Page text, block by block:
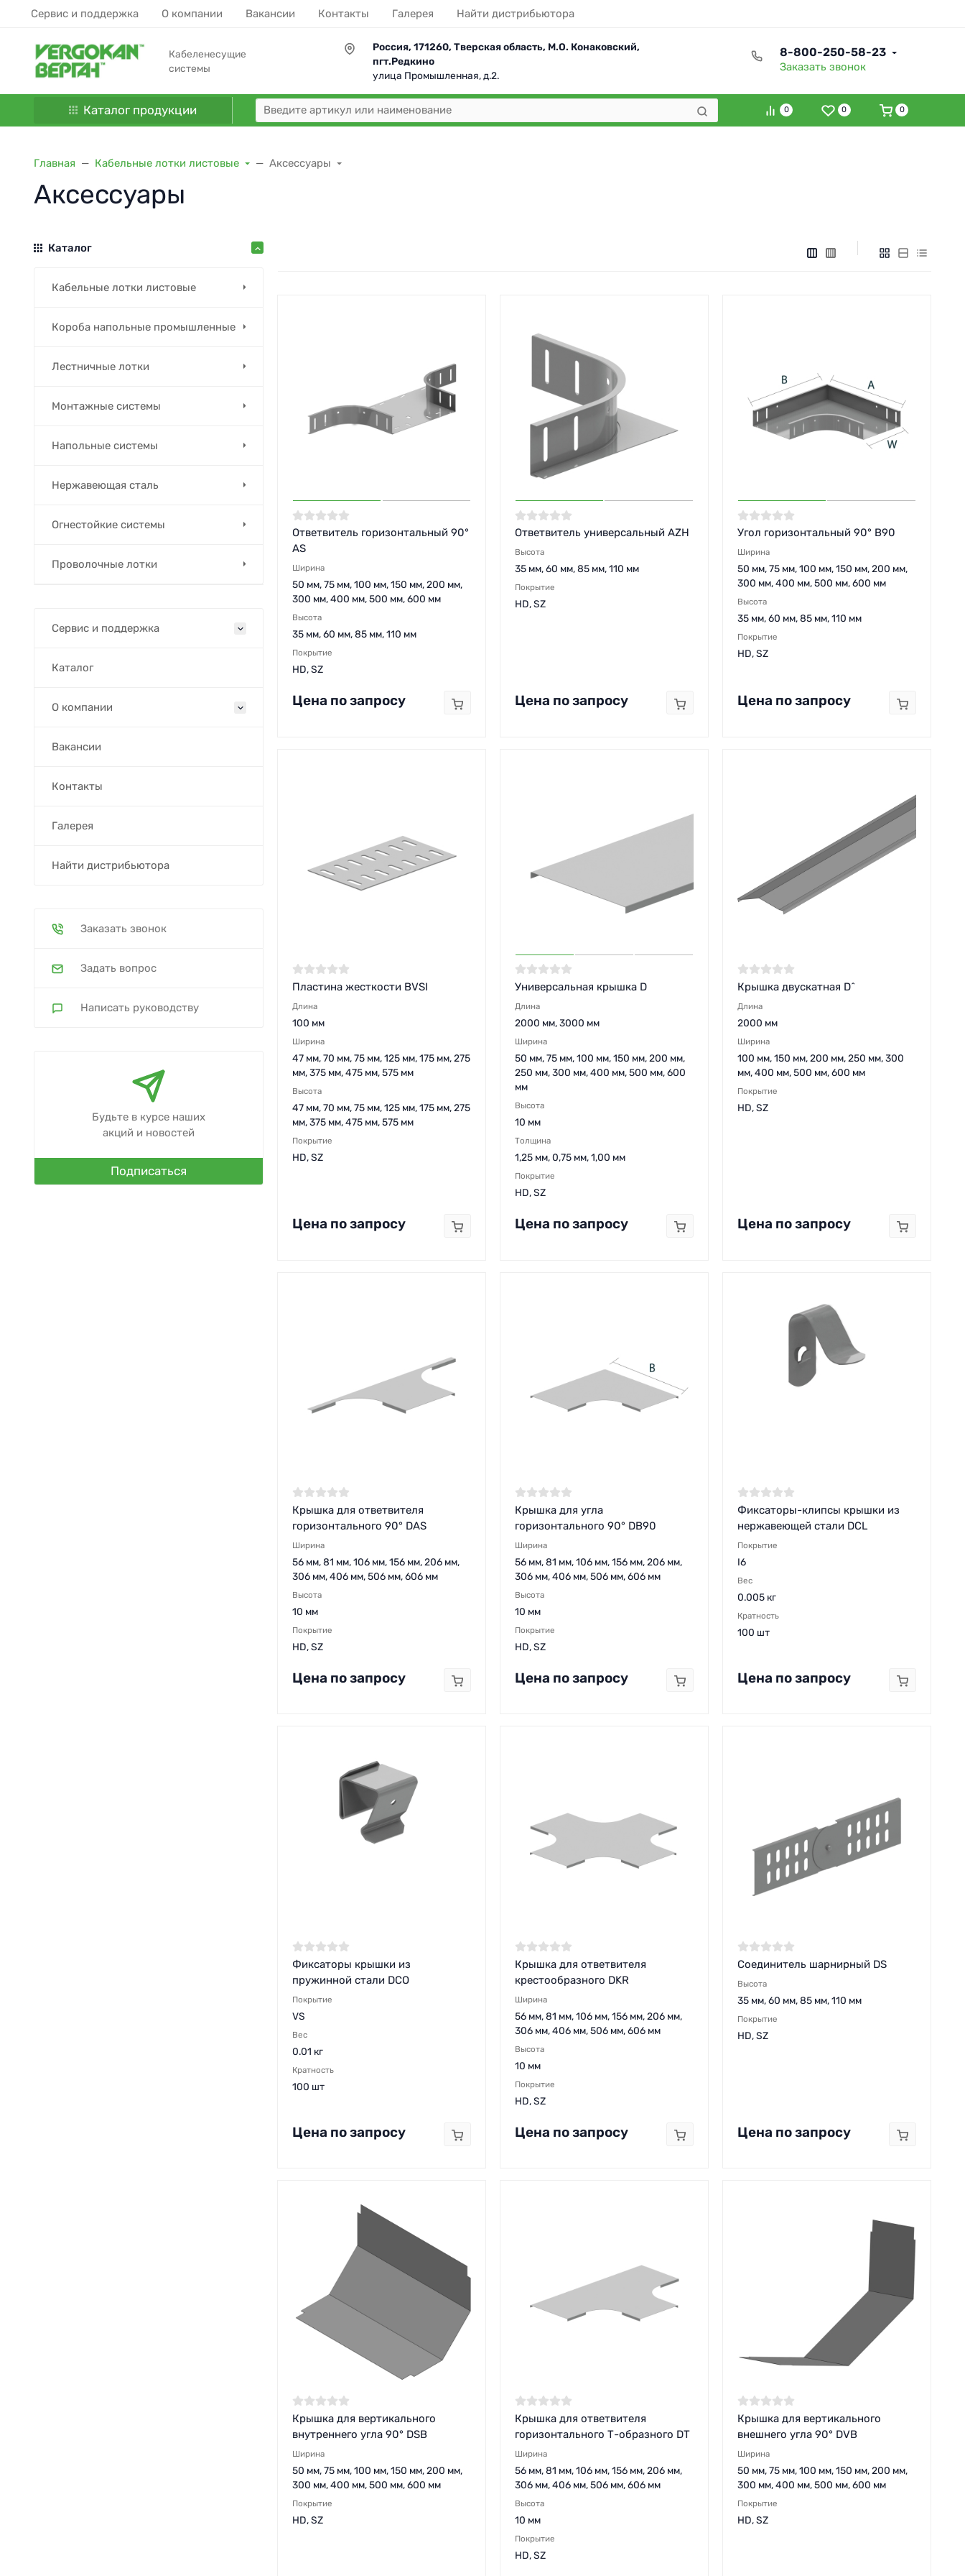
Сервис и поддержка О компании Вакансии Контакты Галерея Найти дистрибьютора
Кабеленесущие
системы
Россия, 171260, Тверская область, М.О. Конаковский,
пгт.Редкино
улица Промышленная, д.2.
8-800-250-58-23
Заказать звонок
Каталог продукции 0 0 0
Главная Кабельные лотки листовые Аксессуары
Аксессуары
Каталог
Кабельные лотки листовые
Короба напольные промышленные
Лестничные лотки
Монтажные системы
Напольные системы
Нержавеющая сталь
Огнестойкие системы
Проволочные лотки
Сервис и поддержка
Каталог
О компании
Вакансии
Контакты
Галерея
Найти дистрибьютора
Заказать звонок
Задать вопрос
Написать руководству
Будьте в курсе наших
акций и новостей
Подписаться
Ответвитель горизонтальный 90°
AS
Ширина
50 мм, 75 мм, 100 мм, 150 мм, 200 мм,
300 мм, 400 мм, 500 мм, 600 мм
Высота
35 мм, 60 мм, 85 мм, 110 мм
Покрытие
HD, SZ
Цена по запросу
Ответвитель универсальный AZH
Высота
35 мм, 60 мм, 85 мм, 110 мм
Покрытие
HD, SZ
Цена по запросу
Угол горизонтальный 90° B90
Ширина
50 мм, 75 мм, 100 мм, 150 мм, 200 мм,
300 мм, 400 мм, 500 мм, 600 мм
Высота
35 мм, 60 мм, 85 мм, 110 мм
Покрытие
HD, SZ
Цена по запросу
Пластина жесткости BVSI
Длина
100 мм
Ширина
47 мм, 70 мм, 75 мм, 125 мм, 175 мм, 275
мм, 375 мм, 475 мм, 575 мм
Высота
47 мм, 70 мм, 75 мм, 125 мм, 175 мм, 275
мм, 375 мм, 475 мм, 575 мм
Покрытие
HD, SZ
Цена по запросу
Универсальная крышка D
Длина
2000 мм, 3000 мм
Ширина
50 мм, 75 мм, 100 мм, 150 мм, 200 мм,
250 мм, 300 мм, 400 мм, 500 мм, 600
мм
Высота
10 мм
Толщина
1,25 мм, 0,75 мм, 1,00 мм
Покрытие
HD, SZ
Цена по запросу
Крышка двускатная D^
Длина
2000 мм
Ширина
100 мм, 150 мм, 200 мм, 250 мм, 300
мм, 400 мм, 500 мм, 600 мм
Покрытие
HD, SZ
Цена по запросу
Крышка для ответвителя
горизонтального 90° DAS
Ширина
56 мм, 81 мм, 106 мм, 156 мм, 206 мм,
306 мм, 406 мм, 506 мм, 606 мм
Высота
10 мм
Покрытие
HD, SZ
Цена по запросу
Крышка для угла
горизонтального 90° DB90
Ширина
56 мм, 81 мм, 106 мм, 156 мм, 206 мм,
306 мм, 406 мм, 506 мм, 606 мм
Высота
10 мм
Покрытие
HD, SZ
Цена по запросу
Фиксаторы-клипсы крышки из
нержавеющей стали DCL
Покрытие
I6
Вес
0.005 кг
Кратность
100 шт
Цена по запросу
Фиксаторы крышки из
пружинной стали DCO
Покрытие
VS
Вес
0.01 кг
Кратность
100 шт
Цена по запросу
Крышка для ответвителя
крестообразного DKR
Ширина
56 мм, 81 мм, 106 мм, 156 мм, 206 мм,
306 мм, 406 мм, 506 мм, 606 мм
Высота
10 мм
Покрытие
HD, SZ
Цена по запросу
Соединитель шарнирный DS
Высота
35 мм, 60 мм, 85 мм, 110 мм
Покрытие
HD, SZ
Цена по запросу
Крышка для вертикального
внутреннего угла 90° DSB
Ширина
50 мм, 75 мм, 100 мм, 150 мм, 200 мм,
300 мм, 400 мм, 500 мм, 600 мм
Покрытие
HD, SZ
Крышка для ответвителя
горизонтального Т-образного DT
Ширина
56 мм, 81 мм, 106 мм, 156 мм, 206 мм,
306 мм, 406 мм, 506 мм, 606 мм
Высота
10 мм
Покрытие
HD, SZ
Крышка для вертикального
внешнего угла 90° DVB
Ширина
50 мм, 75 мм, 100 мм, 150 мм, 200 мм,
300 мм, 400 мм, 500 мм, 600 мм
Покрытие
HD, SZ